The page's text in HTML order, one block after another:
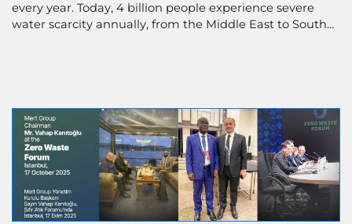
every year. Today, 4 billion people experience severe
water scarcity annually, from the Middle East to South